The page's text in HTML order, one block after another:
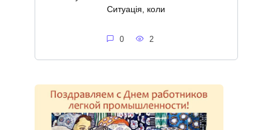
Ситуація, коли
0 2